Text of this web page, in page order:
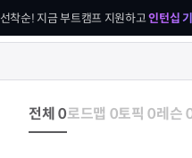
선착순! 지금 부트캠프 지원하고 인턴십
전체 0로드맵 0토픽 0레슨